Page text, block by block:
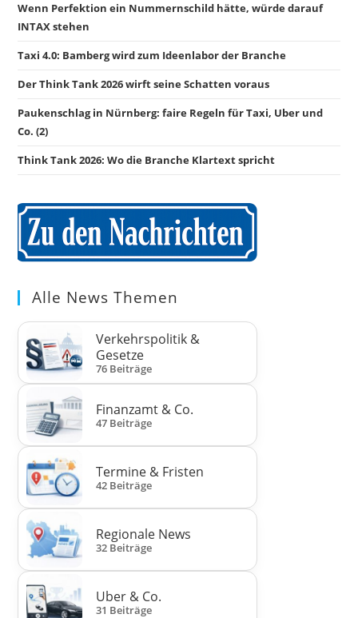
Wenn Perfektion ein Nummernschild hätte, würde darauf
INTAX stehen
Taxi 4.0: Bamberg wird zum Ideenlabor der Branche
Der Think Tank 2026 wirft seine Schatten voraus
Paukenschlag in Nürnberg: faire Regeln für Taxi, Uber und
Co. (2)
Think Tank 2026: Wo die Branche Klartext spricht
Alle News Themen
Verkehrspolitik &
Gesetze
76 Beiträge
Finanzamt & Co.
47 Beiträge
Termine & Fristen
42 Beiträge
Regionale News
32 Beiträge
Uber & Co.
31 Beiträge